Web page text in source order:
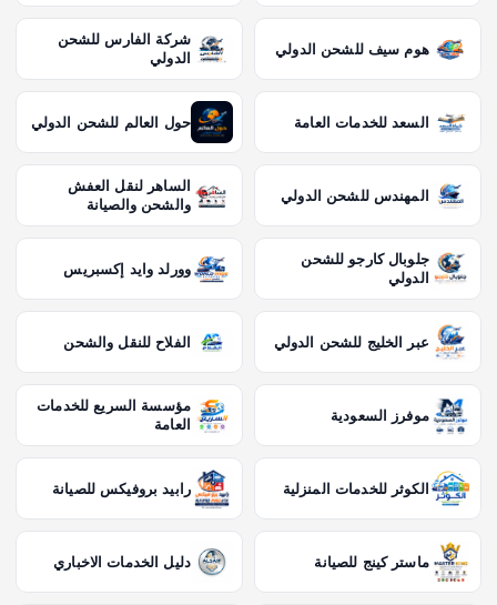
هوم سيف للشحن الدولي
شركة الفارس للشحن
الدولي
السعد للخدمات العامة حول العالم للشحن الدولي
المهندس للشحن الدولي
الساهر لنقل العفش
والشحن والصيانة
جلوبال كارجو للشحن
الدولي
وورلد وايد إكسبريس
عبر الخليج للشحن الدولي الفلاح للنقل والشحن
موفرز السعودية
مؤسسة السريع للخدمات
العامة
الكوثر للخدمات المنزلية رابيد بروفيكس للصيانة
ماستر كينج للصيانة دليل الخدمات الاخباري